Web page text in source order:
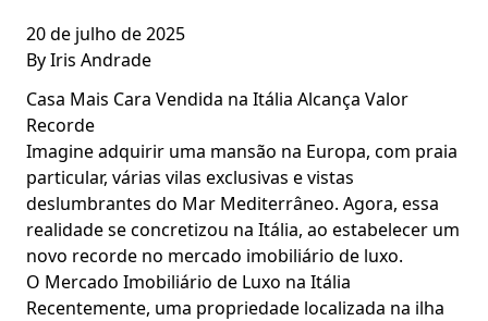
20 de julho de 2025
ByIris Andrade
Casa Mais Cara Vendida na Itália Alcança Valor
Recorde
Imagine adquirir uma mansão na Europa, com praia
particular, várias vilas exclusivas e vistas
deslumbrantes do Mar Mediterrâneo. Agora, essa
realidade se concretizou na Itália, ao estabelecer um
novo recorde no mercado imobiliário de luxo.
O Mercado Imobiliário de Luxo na Itália
Recentemente, uma propriedade localizada na ilha